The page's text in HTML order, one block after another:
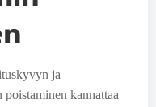
ja
kannattaa